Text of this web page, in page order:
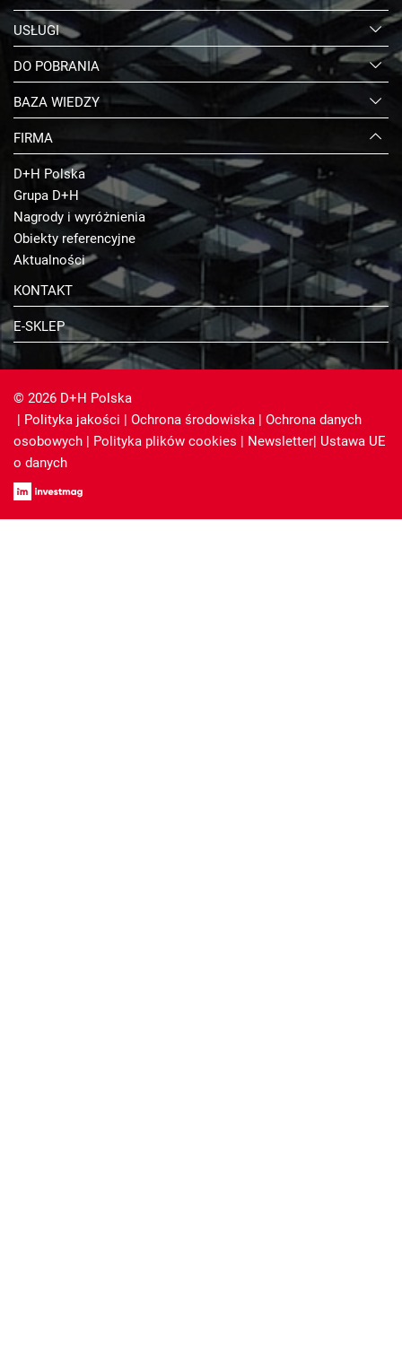
USŁUGI
DO POBRANIA
BAZA WIEDZY
FIRMA
D+H Polska
Grupa D+H
Nagrody i wyróżnienia
Obiekty referencyjne
Aktualności
KONTAKT
E-SKLEP
© 2026 D+H Polska
| Polityka jakości | Ochrona środowiska | Ochrona danych
osobowych | Polityka plików cookies | Newsletter| Ustawa UE
o danych